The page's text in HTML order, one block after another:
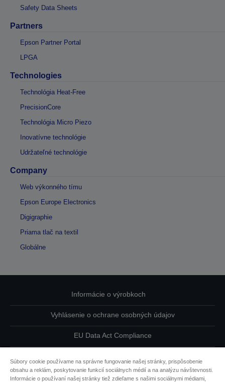
Safety Data Sheets
Partners
Epson Partner Portal
LPGA
Technologies
Technológia Heat-Free
PrecisionCore
Technológia Micro Piezo
Inovatívne technológie
Udržateľné technológie
Company
Web výkonného tímu
Epson Europe Electronics
Digigraphie
Priama tlač na textil
Globálne
Informácie o výrobkoch
Vyhlásenie o ochrane osobných údajov
EU Data Act Compliance
Informácie o súboroch cookie
Súbory cookie používame na správne fungovanie našej stránky, prispôsobenie
obsahu a reklám, poskytovanie funkcií sociálnych médií a na analýzu návštevnosti.
Informácie o používaní našej stránky tiež zdieľame s našimi sociálnymi médiami,